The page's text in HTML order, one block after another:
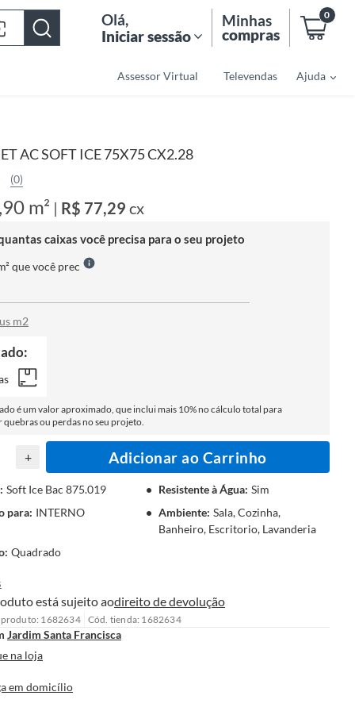
Olá,
Iniciar sessão
Minhas
compras
0
Assessor Virtual Televendas Ajuda
AC SOFT ICE 75X75 CX2.28
(0)
m² | R$ 77,29 cx
caixas você precisa para o seu projeto
que você prec
m2
é um valor aproximado, que inclui mais 10% no cálculo total para
quebras ou perdas no seu projeto.
+ Adicionar ao Carrinho
: Soft Ice Bac 875.019 Resistente à Água: Sim
para: INTERNO Ambiente: Sala, Cozinha,
Banheiro, Escritorio, Lavanderia
: Quadrado
está sujeito aodireito de devolução
produto: 1682634 Cód. tienda: 1682634
Jardim Santa Francisca
na loja
em domicílio